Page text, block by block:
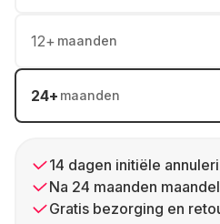
12+ maanden
24+ maanden
14 dagen initiële
Na 24 maanden
Gratis bezorging en